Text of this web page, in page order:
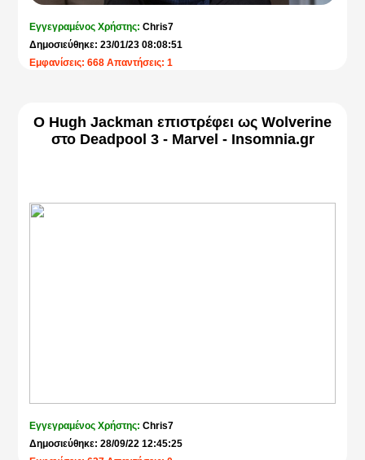
Εγγεγραμένος Χρήστης:Chris7
Δημοσιεύθηκε: 23/01/23 08:08:51
Εμφανίσεις: 668 Απαντήσεις: 1
O Hugh Jackman επιστρέφει ως Wolverine
στο Deadpool 3 - Marvel - Insomnia.gr
Εγγεγραμένος Χρήστης:Chris7
Δημοσιεύθηκε: 28/09/22 12:45:25